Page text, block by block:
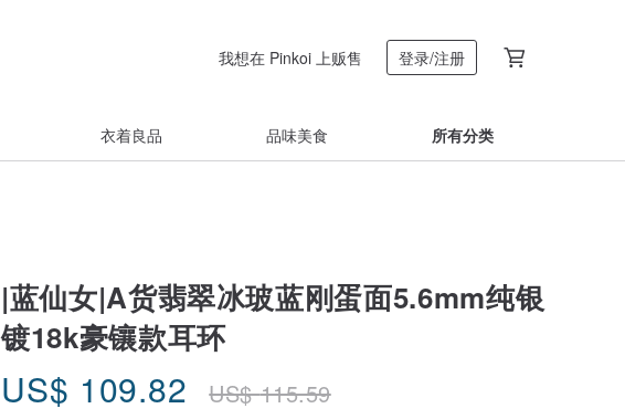
我想在 Pinkoi 上贩售 登录/注册
衣着良品 品味美食 所有分类
|蓝仙女|A货翡翠冰玻蓝刚蛋面5.6mm纯银
镀18k豪镶款耳环
US$ 109.82 US$115.59